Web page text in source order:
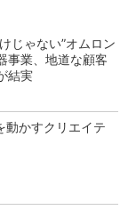
じゃない”オムロン
事業、地道な顧客
結実
動かすクリエイテ